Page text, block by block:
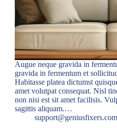
Augue neque gravida in
gravida in fermentum et
Habitasse platea dictumst
amet volutpat consequat. Nisl
non nisi est sit amet facilisis.
sagittis aliquam.…
support@geniusfixers.com